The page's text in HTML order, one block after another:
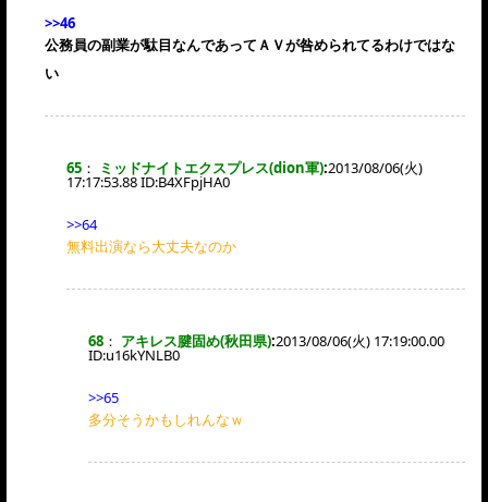
>>46
公務員の副業が駄目なんであってＡＶが咎められてるわけではな
い
65 ： ミッドナイトエクスプレス(dion軍):2013/08/06(火)
17:17:53.88 ID:B4XFpjHA0
>>64
無料出演なら大丈夫なのか
68 ： アキレス腱固め(秋田県):2013/08/06(火) 17:19:00.00
ID:u16kYNLB0
>>65
多分そうかもしれんなｗ